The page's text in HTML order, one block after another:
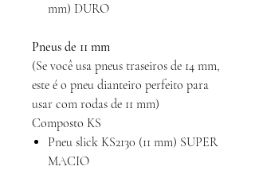
mm) DURO
Pneus de 11 mm
(Se você usa pneus traseiros de 14 mm,
este é o pneu dianteiro perfeito para
usar com rodas de 11 mm)
Composto KS
Pneu slick KS2130 (11 mm) SUPER
MACIO